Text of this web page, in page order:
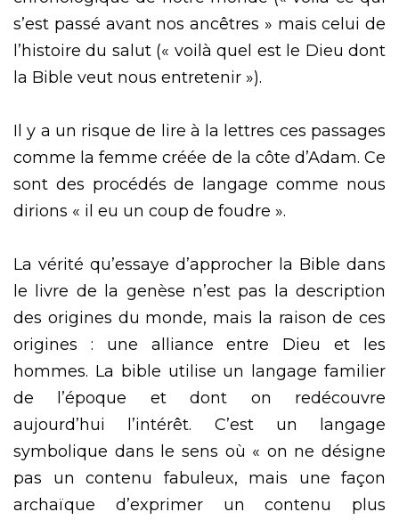
s’est passé avant nos ancêtres » mais celui de
l’histoire du salut (« voilà quel est le Dieu dont
la Bible veut nous entretenir »).
Il y a un risque de lire à la lettres ces passages
comme la femme créée de la côte d’Adam. Ce
sont des procédés de langage comme nous
dirions « il eu un coup de foudre ».
La vérité qu’essaye d’approcher la Bible dans
le livre de la genèse n’est pas la description
des origines du monde, mais la raison de ces
origines : une alliance entre Dieu et les
hommes. La bible utilise un langage familier
de l’époque et dont on redécouvre
aujourd’hui l’intérêt. C’est un langage
symbolique dans le sens où « on ne désigne
pas un contenu fabuleux, mais une façon
archaïque d’exprimer un contenu plus